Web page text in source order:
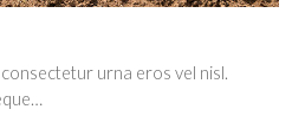
urna eros vel nisl.